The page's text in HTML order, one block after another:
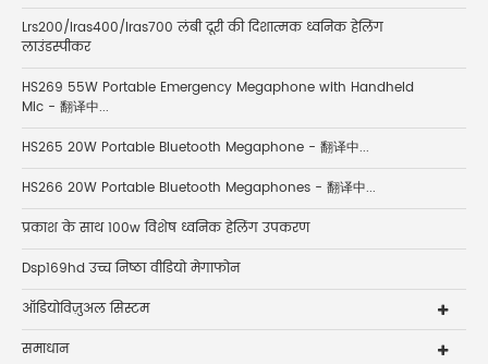
Lrs200/lras400/lras700 लंबी दूरी की दिशात्मक ध्वनिक हेलिंग
लाउंडस्पीकर
HS269 55W Portable Emergency Megaphone with Handheld
Mic - 翻译中...
HS265 20W Portable Bluetooth Megaphone - 翻译中...
HS266 20W Portable Bluetooth Megaphones - 翻译中...
प्रकाश के साथ 100w विशेष ध्वनिक हेलिंग उपकरण
Dsp169hd उच्च निष्ठा वीडियो मेगाफोन
ऑडियोविज़ुअल सिस्टम
समाधान